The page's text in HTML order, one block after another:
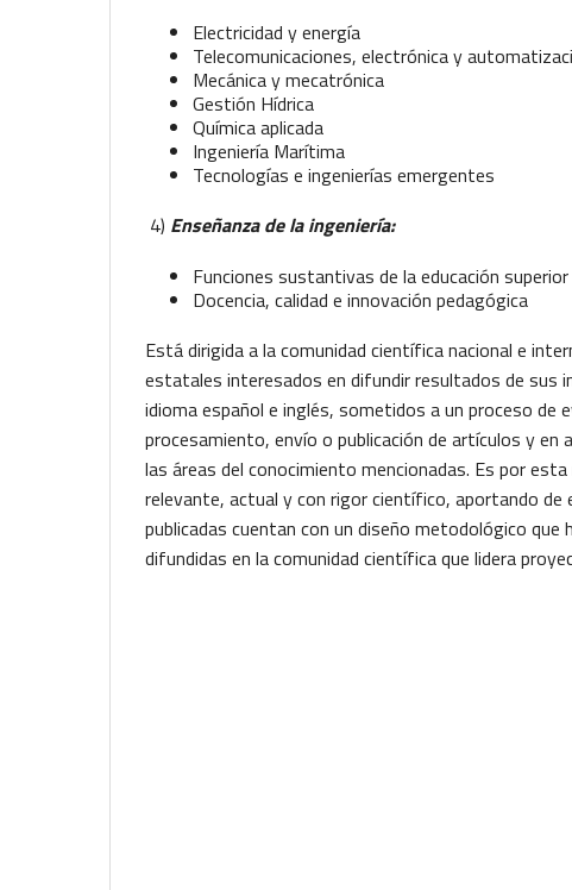
Electricidad y energía
Telecomunicaciones, electrónica y
Mecánica y mecatrónica
Gestión Hídrica
Química aplicada
Ingeniería Marítima
Tecnologías e ingenierías emergentes
4) Enseñanza de la ingeniería:
Funciones sustantivas de la educación superior
Docencia, calidad e innovación pedagógica
Está dirigida a la comunidad científica nacional e
estatales interesados en difundir resultados de sus
idioma español e inglés, sometidos a un proceso de
procesamiento, envío o publicación de artículos y en
las áreas del conocimiento mencionadas. Es por
relevante, actual y con rigor científico, aportando
publicadas cuentan con un diseño metodológico
difundidas en la comunidad científica que lidera